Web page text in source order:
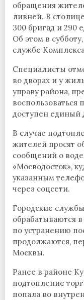
обращения
ливней. В
300 бригад и 290
Об этом в
службе
Специалисты
во дворах и у
управу района,
воспользоваться
доступен единый
В случае
жителей просят
сообщений о воде
«Мосводосток»,
указанным
через соцсети.
Городские
обрабатываются
по устранению
продолжаются,
Москвы.
Ранее в районе
подтопление
попала во